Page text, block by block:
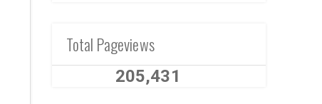
Total Pageviews
205,431